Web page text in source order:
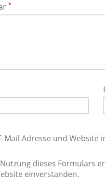
*
Mail-Adresse und
dieses Formulars
einverstanden.